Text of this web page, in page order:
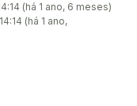
(há 1 ano, 6 meses)
(há 1 ano,